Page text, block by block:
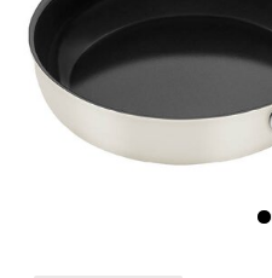
0 i butikk
Mo i Rana -